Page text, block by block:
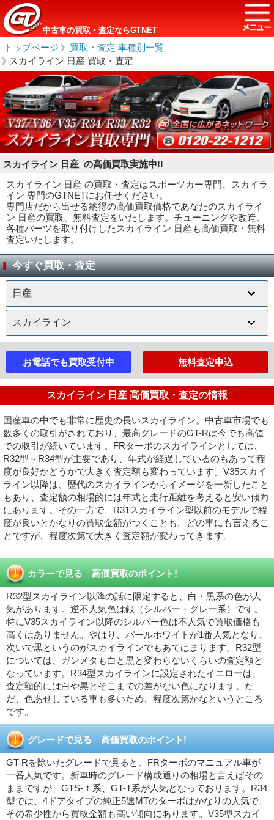
中古車の買取・査定ならGTNET
トップページ ＞
買取・査定 車種別一覧
＞
スカイライン 日産 買取・査定
スカイライン 日産 の高価買取実施中!!
スカイライン 日産 の買取・査定はスポーツカー専門、スカイラ
イン 専門のGTNETにお任せください。
専門店だから出せる納得の高価買取価格であなたのスカイライ
ン 日産の買取、無料査定をいたします。チューニングや改造、
各種パーツを取り付けしたスカイライン 日産も高価買取・無料
査定いたします。
今すぐ買取・査定
お電話でも買取受付中 無料査定申込
スカイライン 日産 高価買取・査定の情報
国産車の中でも非常に歴史の長いスカイライン。中古車市場でも
数多くの取引がされており、最高グレードのGT-Rは今でも高値
での取引が続いています。FRターボのスカイラインとしては、
R32型～R34型が主要であり、年式が経過しているのもあって程
度が良好かどうかで大きく査定額も変わっています。V35スカイ
ライン以降は、歴代のスカイラインからイメージを一新したこと
もあり、査定額の相場的には年式と走行距離を考えると安い傾向
にあります。その一方で、R31スカイライン型以前のモデルで程
度が良いとかなりの買取金額がつくことも。どの車にも言えるこ
とですが、程度次第で大きく査定額が変わってきます。
カラーで見る 高価買取のポイント!
R32型スカイライン以降の話に限定すると、白・黒系の色が人
気があります。逆不人気色は銀（シルバー・グレー系）です。
特にV35スカイライン以降のシルバー色は不人気で買取価格も
高くはありません。やはり、パールホワイトが1番人気となり、
次いで黒というのがスカイラインでもあてはまります。R32型
については、ガンメタも白と黒と変わらないくらいの査定額と
なっています。R34型スカイラインに設定されたイエローは、
査定額的には白や黒とそこまでの差がない色になります。た
だ、色あせしている車も多いため、程度次第かなというところ
です。
グレードで見る 高価買取のポイント!
GT-Rを除いたグレードで見ると、FRターボのマニュアル車が
一番人気です。新車時のグレード構成通りの相場と言えばその
ままですが、GTS-ｔ系、GT-T系が人気となっております。R34
型では、4ドアタイプの純正5速MTのターボはかなりの人気で、
その希少性から買取金額も高い傾向にあります。V35型スカイ